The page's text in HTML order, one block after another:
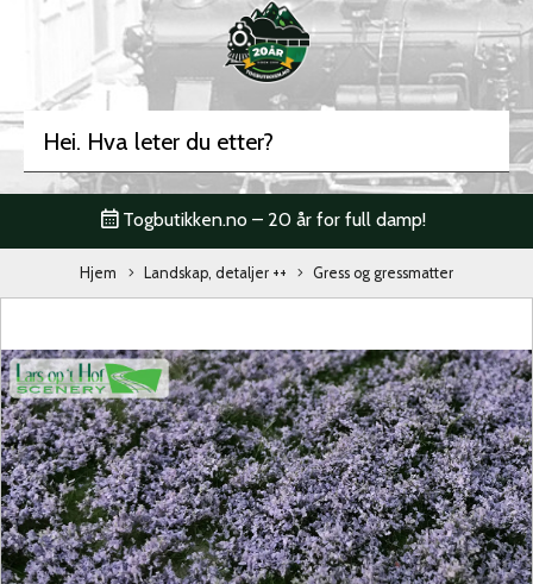
Togbutikken.no – 20 år for full damp!
Hjem Landskap, detaljer ++ Gress og gressmatter